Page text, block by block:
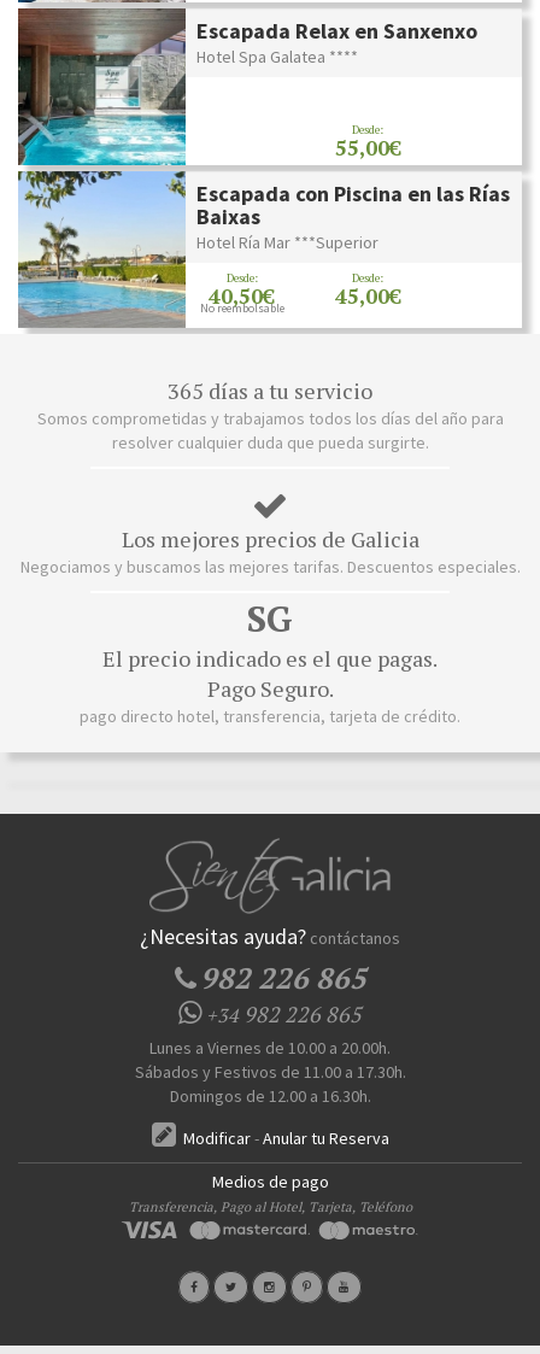
Escapada Relax en Sanxenxo
Hotel Spa Galatea ****
Desde:
55,00€
Escapada con Piscina en las Rías
Baixas
Hotel Ría Mar ***Superior
Desde:
40,50€
No reembolsable
Desde:
45,00€
365 días a tu servicio
Somos comprometidas y trabajamos todos los días del año para
resolver cualquier duda que pueda surgirte.
Los mejores precios de Galicia
Negociamos y buscamos las mejores tarifas. Descuentos especiales.
SG
El precio indicado es el que pagas.
Pago Seguro.
pago directo hotel, transferencia, tarjeta de crédito.
¿Necesitas ayuda? contáctanos
982 226 865
+34982 226 865
Lunes a Viernes de 10.00 a 20.00h.
Sábados y Festivos de 11.00 a 17.30h.
Domingos de 12.00 a 16.30h.
Modificar-Anular tu Reserva
Medios de pago
Transferencia, Pago al Hotel, Tarjeta, Teléfono